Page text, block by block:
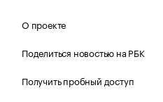
О проекте
Поделиться новостью на РБК
Получить пробный доступ